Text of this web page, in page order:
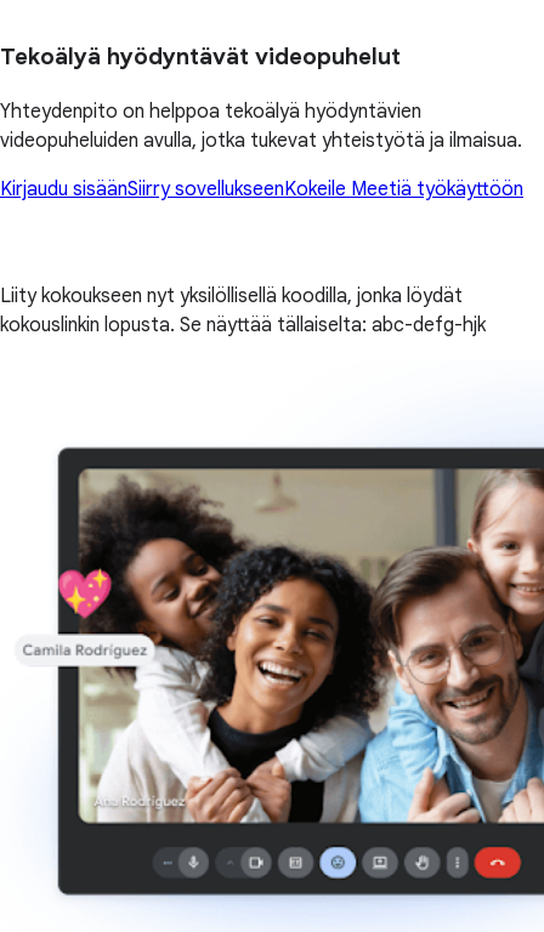
Tekoälyä hyödyntävät videopuhelut
Yhteydenpito on helppoa tekoälyä hyödyntävien
videopuheluiden avulla, jotka tukevat yhteistyötä ja ilmaisua.
Kirjaudu sisäänSiirry sovellukseenKokeile Meetiä työkäyttöön
Liity kokoukseen nyt yksilöllisellä koodilla, jonka löydät
kokouslinkin lopusta. Se näyttää tällaiselta: abc-defg-hjk